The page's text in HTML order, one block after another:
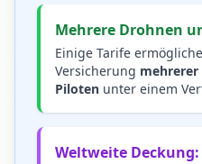
Mehrere Drohnen
Einige Tarife
Versicherung mehrerer
Piloten unter einem
Weltweite Deckung: